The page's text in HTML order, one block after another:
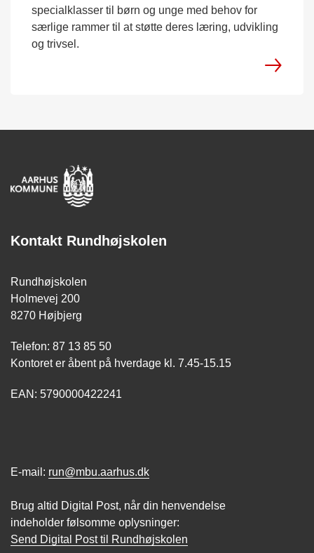
specialklasser til børn og unge med behov for
særlige rammer til at støtte deres læring, udvikling
og trivsel.
Kontakt Rundhøjskolen
Rundhøjskolen
Holmevej 200
8270 Højbjerg
Telefon: 87 13 85 50
Kontoret er åbent på hverdage kl. 7.45-15.15
EAN: 5790000422241
E-mail: run@mbu.aarhus.dk
Brug altid Digital Post, når din henvendelse
indeholder følsomme oplysninger:
Send Digital Post til Rundhøjskolen